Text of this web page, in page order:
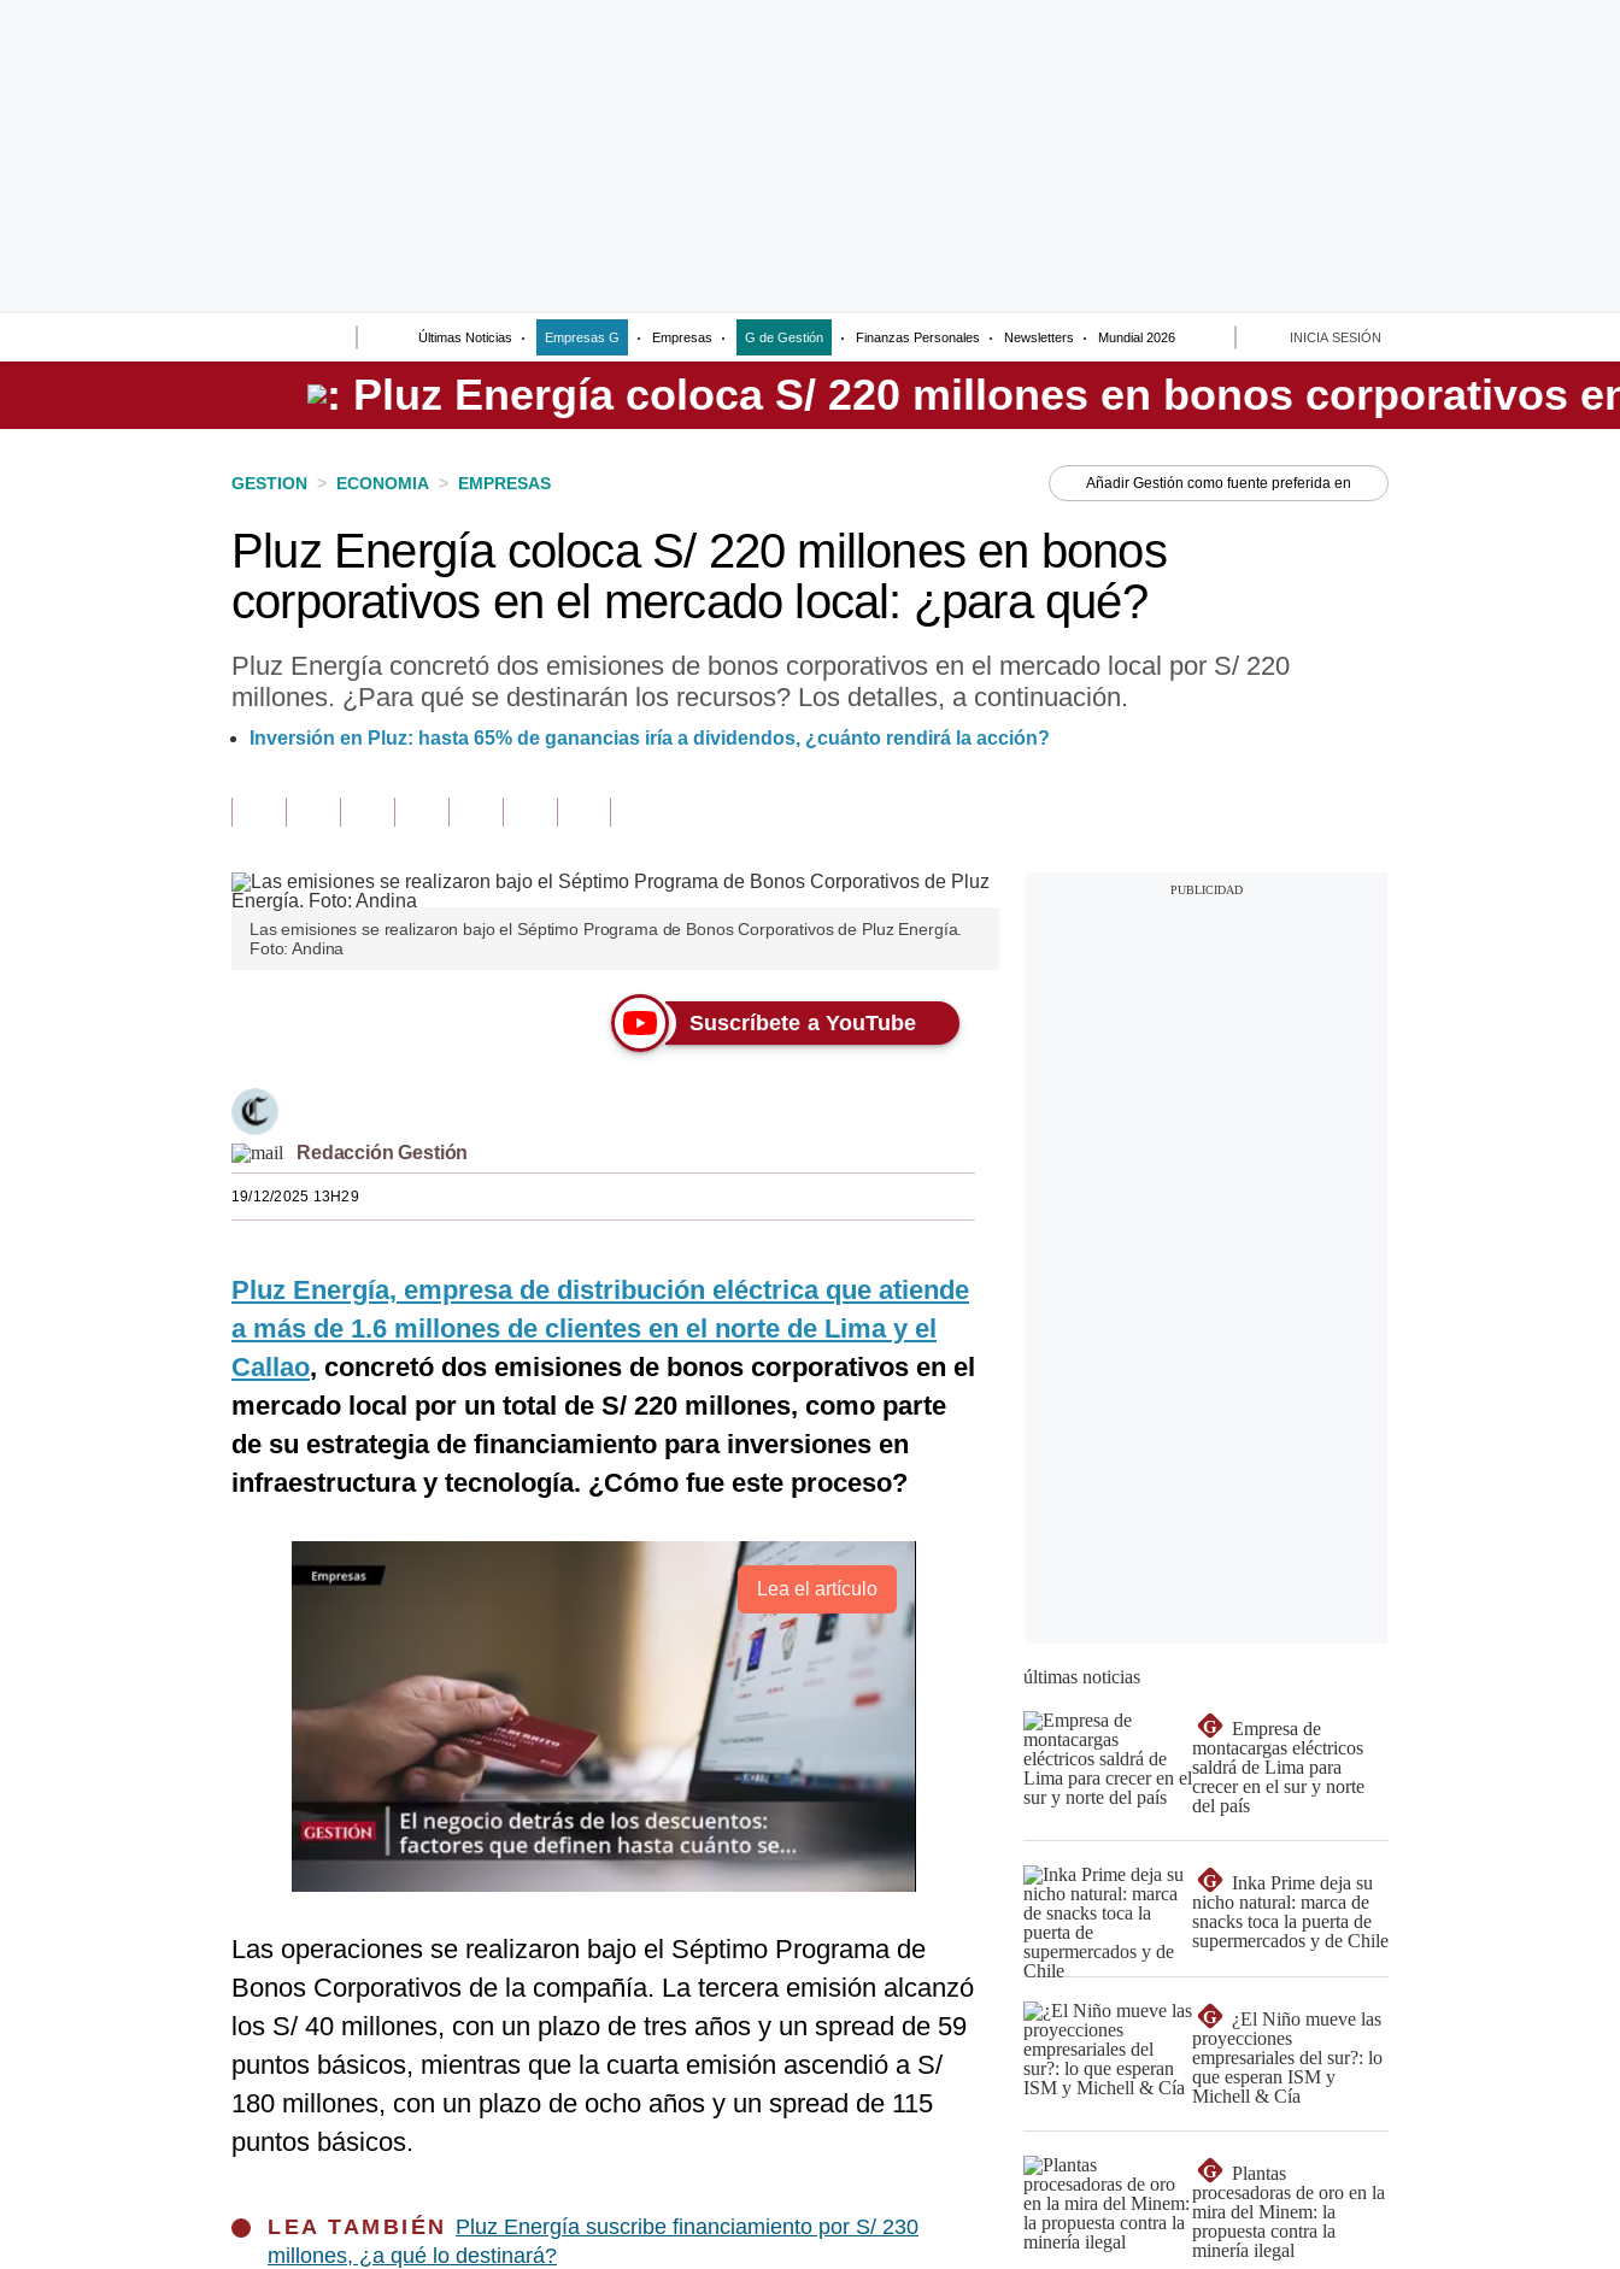
Últimas Noticias Empresas G Empresas G de Gestión Finanzas Personales Newsletters Mundial 2026 INICIA SESIÓN
Perú
GESTION > ECONOMIA > EMPRESAS Añadir Gestión como fuente preferida en
Pluz Energía coloca S/ 220 millones en bonos
corporativos en el mercado local: ¿para qué?
Pluz Energía concretó dos emisiones de bonos corporativos en el mercado local por S/ 220
millones. ¿Para qué se destinarán los recursos? Los detalles, a continuación.
Inversión en Pluz: hasta 65% de ganancias iría a dividendos, ¿cuánto rendirá la acción?
Las emisiones se realizaron bajo el Séptimo Programa de Bonos Corporativos de Pluz Energía.
Foto: Andina
Suscríbete a YouTube
Redacción Gestión
19/12/2025 13H29
Pluz Energía, empresa de distribución eléctrica que atiende
a más de 1.6 millones de clientes en el norte de Lima y el
Callao, concretó dos emisiones de bonos corporativos en el
mercado local por un total de S/ 220 millones, como parte
de su estrategia de financiamiento para inversiones en
infraestructura y tecnología. ¿Cómo fue este proceso?
Lea el artículo
Las operaciones se realizaron bajo el Séptimo Programa de
Bonos Corporativos de la compañía. La tercera emisión alcanzó
los S/ 40 millones, con un plazo de tres años y un spread de 59
puntos básicos, mientras que la cuarta emisión ascendió a S/
180 millones, con un plazo de ocho años y un spread de 115
puntos básicos.
LEA TAMBIÉN Pluz Energía suscribe financiamiento por S/ 230
millones, ¿a qué lo destinará?
últimas noticias
G
Empresa de
montacargas eléctricos
saldrá de Lima para
crecer en el sur y norte
del país
G
Inka Prime deja su
nicho natural: marca de
snacks toca la puerta de
supermercados y de Chile
G
¿El Niño mueve las
proyecciones
empresariales del sur?: lo
que esperan ISM y
Michell & Cía
G
Plantas
procesadoras de oro en la
mira del Minem: la
propuesta contra la
minería ilegal